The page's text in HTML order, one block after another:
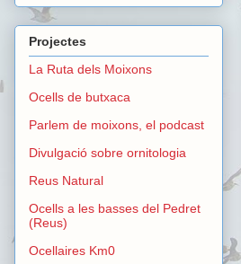
Projectes
La Ruta dels Moixons
Ocells de butxaca
Parlem de moixons, el podcast
Divulgació sobre ornitologia
Reus Natural
Ocells a les basses del Pedret
(Reus)
Ocellaires Km0